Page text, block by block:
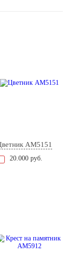
AM5151
20.000 руб.